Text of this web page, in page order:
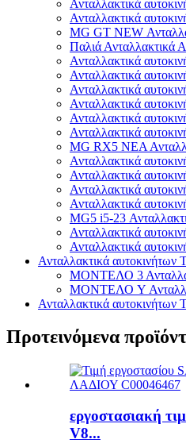
Ανταλλακτικά
Ανταλλακτικά
MG GT NEW
Παλιά Ανταλλακτικά
Ανταλλακτικά
Ανταλλακτικά
Ανταλλακτικά
Ανταλλακτικά
Ανταλλακτικά
Ανταλλακτικά
MG RX5 ΝΕΑ
Ανταλλακτικά
Ανταλλακτικά
Ανταλλακτικά
Ανταλλακτικά
MG5 i5-23
Ανταλλακτικά
Ανταλλακτικά
Ανταλλακτικά αυτοκινήτων
ΜΟΝΤΕΛΟ 3
ΜΟΝΤΕΛΟ Y
Ανταλλακτικά αυτοκινήτων
Προτεινόμενα
εργοστασιακή
V8...